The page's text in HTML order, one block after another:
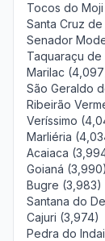
Tocos do Moji
Santa Cruz de
Senador
Taquaraçu
Marilac
São Geraldo
Ribeirão
Veríssimo
Marliéria
Acaiaca
Goianá (3,990)
Bugre (3,983)
Santana do
Cajuri (3,974)
Pedra do